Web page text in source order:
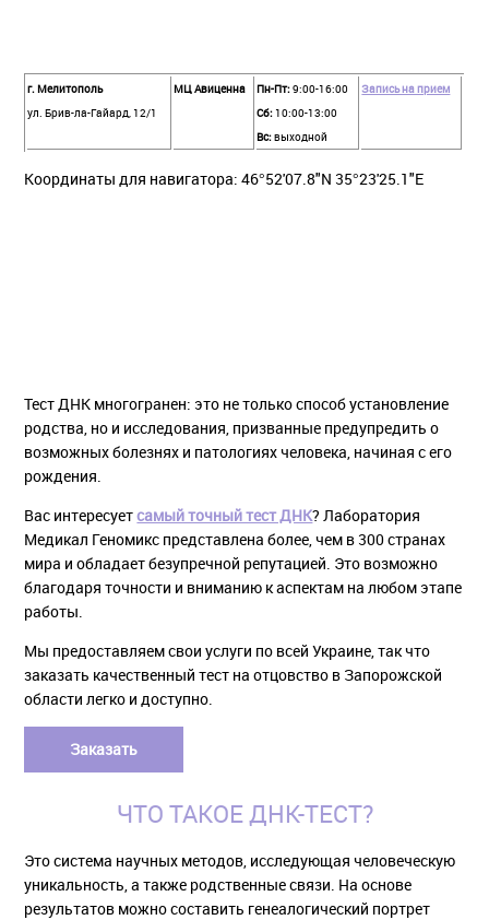
г. Мелитополь
ул. Брив-ла-Гайард, 12/1
МЦ Авиценна Пн-Пт:9:00-16:00
Сб:10:00-13:00
Вс:выходной
Запись на прием
Координаты для навигатора: 46°52'07.8"N 35°23'25.1"E
Тест ДНК многогранен: это не только способ установление
родства, но и исследования, призванные предупредить о
возможных болезнях и патологиях человека, начиная с его
рождения.
Вас интересуетсамый точный тест ДНК? Лаборатория
Медикал Геномикс представлена более, чем в 300 странах
мира и обладает безупречной репутацией. Это возможно
благодаря точности и вниманию к аспектам на любом этапе
работы.
Мы предоставляем свои услуги по всей Украине, так что
заказать качественный тест на отцовство в Запорожской
области легко и доступно.
Заказать
ЧТО ТАКОЕ ДНК-ТЕСТ?
Это система научных методов, исследующая человеческую
уникальность, а также родственные связи. На основе
результатов можно составить генеалогический портрет